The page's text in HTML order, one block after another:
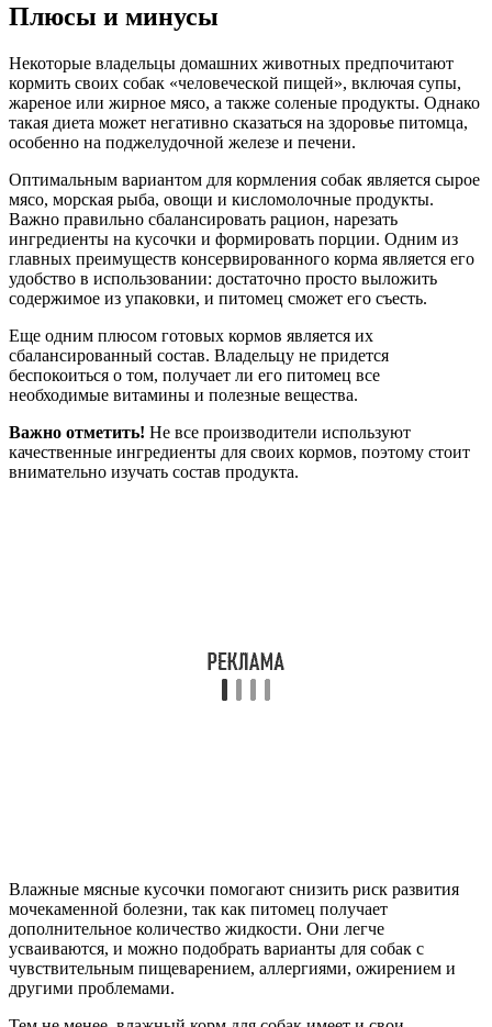
Плюсы и минусы
Некоторые владельцы домашних животных предпочитают
кормить своих собак «человеческой пищей», включая супы,
жареное или жирное мясо, а также соленые продукты. Однако
такая диета может негативно сказаться на здоровье питомца,
особенно на поджелудочной железе и печени.
Оптимальным вариантом для кормления собак является сырое
мясо, морская рыба, овощи и кисломолочные продукты.
Важно правильно сбалансировать рацион, нарезать
ингредиенты на кусочки и формировать порции. Одним из
главных преимуществ консервированного корма является его
удобство в использовании: достаточно просто выложить
содержимое из упаковки, и питомец сможет его съесть.
Еще одним плюсом готовых кормов является их
сбалансированный состав. Владельцу не придется
беспокоиться о том, получает ли его питомец все
необходимые витамины и полезные вещества.
Важно отметить! Не все производители используют
качественные ингредиенты для своих кормов, поэтому стоит
внимательно изучать состав продукта.
Влажные мясные кусочки помогают снизить риск развития
мочекаменной болезни, так как питомец получает
дополнительное количество жидкости. Они легче
усваиваются, и можно подобрать варианты для собак с
чувствительным пищеварением, аллергиями, ожирением и
другими проблемами.